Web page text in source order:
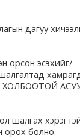
дагуу
орсон эсэхийг/
шалгах
орох болно.